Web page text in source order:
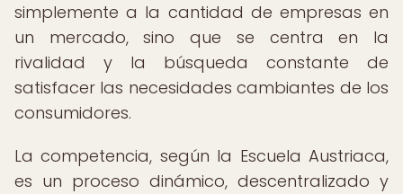
simplemente a la cantidad de empresas en
un mercado, sino que se centra en la
rivalidad y la búsqueda constante de
satisfacer las necesidades cambiantes de los
consumidores.
La competencia, según la Escuela Austriaca,
es un proceso dinámico, descentralizado y